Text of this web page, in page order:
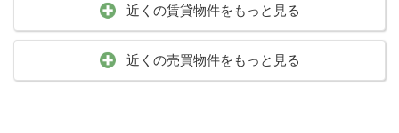
近くの賃貸物件をもっと見る
近くの売買物件をもっと見る